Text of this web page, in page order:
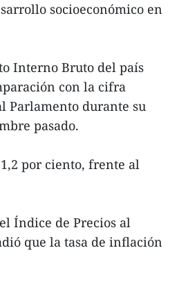
socioeconómico en
Interno Bruto del país
con la cifra
Parlamento durante su
pasado.
por ciento, frente al
Índice de Precios al
que la tasa de inflación